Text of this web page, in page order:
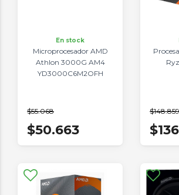
En stock
Microprocesador AMD
Athlon 3000G AM4
YD3000C6M2OFH
$55.068
$50.663
$148.859